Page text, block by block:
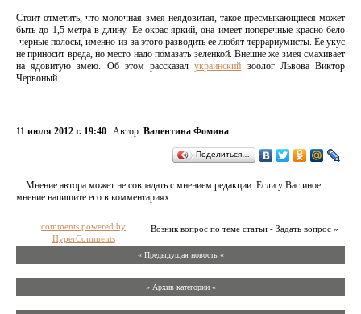
Стоит отметить, что молочная змея неядовитая, такое пресмыкающиеся может
быть до 1,5 метра в длину. Ее окрас яркий, она имеет поперечные красно-бело
-черные полосы, именно из-за этого разводить ее любят террариумисты. Ее укус
не приносит вреда, но место надо помазать зеленкой. Внешне же змея смахивает
на ядовитую змею. Об этом рассказалукраинский зоолог Львова Виктор
Червоный.
11 июля 2012 г. 19:40 Автор: Валентина Фомина
Поделиться…
Мнение автора может не совпадать с мнением редакции. Если у Вас иное
мнение напишите его в комментариях.
Возник вопрос по теме статьи - Задать вопрос »
comments powered by
HyperComments
« Предыдущая новость «
» Архив категории «